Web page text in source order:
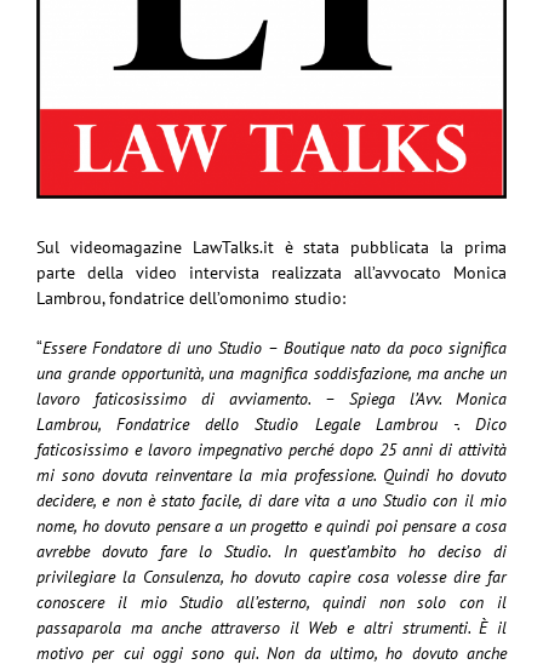
Sul videomagazine LawTalks.it è stata pubblicata la prima
parte della video intervista realizzata all’avvocato Monica
Lambrou, fondatrice dell’omonimo studio:
“Essere Fondatore di uno Studio – Boutique nato da poco significa
una grande opportunità, una magnifica soddisfazione, ma anche un
lavoro faticosissimo di avviamento. – Spiega l’Avv. Monica
Lambrou, Fondatrice dello Studio Legale Lambrou -. Dico
faticosissimo e lavoro impegnativo perché dopo 25 anni di attività
mi sono dovuta reinventare la mia professione. Quindi ho dovuto
decidere, e non è stato facile, di dare vita a uno Studio con il mio
nome, ho dovuto pensare a un progetto e quindi poi pensare a cosa
avrebbe dovuto fare lo Studio. In quest’ambito ho deciso di
privilegiare la Consulenza, ho dovuto capire cosa volesse dire far
conoscere il mio Studio all’esterno, quindi non solo con il
passaparola ma anche attraverso il Web e altri strumenti. È il
motivo per cui oggi sono qui. Non da ultimo, ho dovuto anche